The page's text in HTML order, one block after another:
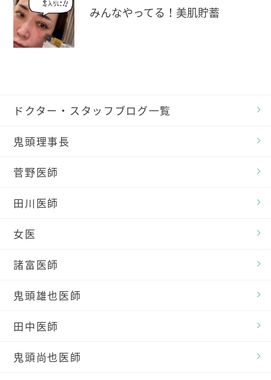
みんなやってる！美肌貯蓄
ドクター・スタッフブログ一覧
鬼頭理事長
菅野医師
田川医師
女医
諸富医師
鬼頭雄也医師
田中医師
鬼頭尚也医師